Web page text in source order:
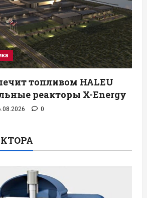
топливом HALEU
реакторы X-Energy
0